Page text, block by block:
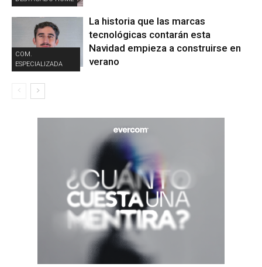
COM.
ESPECIALIZADA
La historia que las marcas
tecnológicas contarán esta
Navidad empieza a construirse en
verano